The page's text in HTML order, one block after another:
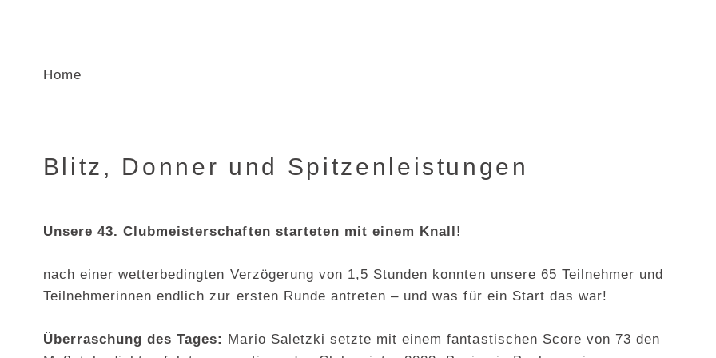
Home
Blitz, Donner und Spitzenleistungen
Unsere 43. Clubmeisterschaften starteten mit einem Knall!
nach einer wetterbedingten Verzögerung von 1,5 Stunden konnten unsere 65 Teilnehmer und
Teilnehmerinnen endlich zur ersten Runde antreten – und was für ein Start das war!
Überraschung des Tages: Mario Saletzki setzte mit einem fantastischen Score von 73 den